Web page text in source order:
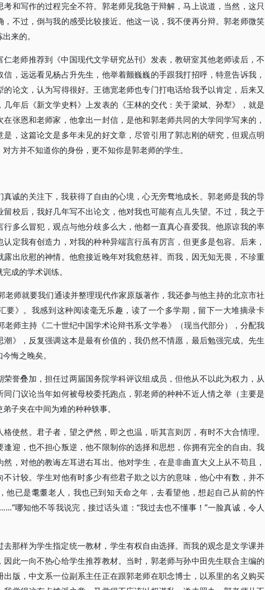
和写作的过程完全不符。郭老师见我急于辩解，马上说道，当然，这只
，不过，倒与我的感受比较接近。他这一说，我不便再分辩。郭老师微笑
来的。
老师推荐到《中国现代文学研究丛刊》发表，教研室其他老师读后，不
，远远看见杨占升先生，他举着颤巍巍的手跟我打招呼，特意告诉我，
论文，认为写得很好。王德宽老师也专门打电话给我予以肯定，后来又
年后《新文学史料》上发表的《王林的交代：关于梁斌、孙犁》，就是
张恩和老师家，他拿出一封信，是他和郭老师共同的大学同学写来的，
，这篇论文是多年未见的好文章，尽管引用了郭志刚的研究，但观点明
方并不知道你的身份，更不知你是郭老师的学生。
诚的关注下，我获得了自由的心境，心无旁骛地成长。郭老师是我的导
留校后，我好几年写不出论文，他对我也可能有点儿失望。不过，我之于
多么冒犯，观点与他分歧多么大，他都一直真心喜爱我。他原谅我的率
定我有创造力，对我的种种异端言行虽有厉言，但更多是包容。后来，
出欣慰的神情。他愈接近晚年对我愈慈祥。而我，因无知无畏，不珍重
成的学术训练。
老师就要我们通读并整理现代作家原版著作，我还参与他主持的北京市社
要》。我感到这种阅读毫无乐趣，读了一个多学期，留下一大堆摘录卡
老师主持《二十世纪中国学术论辩书系·文学卷》（现当代部分），分配我
》，反复强调这本是最有价值的，我仍然不情愿，最后勉强完成。先生
悔之晚矣。
誉叠加，担任过两届国务院学科评议组成员，但他从不以此为权力，从
门议论当年如何被母校委托跑点，郭老师的种种不近人情之举（主要是
子夹在中间为难的种种轶事。
使然。君子者，望之俨然，即之也温，听其言则厉，有时不大合情理。
迎，也不担心叛逆，他不限制你的选择和思想，你拥有完全的自由。我
，对他的教诲左耳进右耳出。他对学生，在是非曲直大义上从不苟且，
计较。学生对他有时多少有些君子欺之以方的意味，他心中有数，并不
他已是耄耋老人，我也已到知天命之年，去看望他，想起自己从前的忤
哪知他不等我说完，接过话头道：“我过去也不懂事！”一脸真诚，令人
去那样为学生指定统一教材，学生有权自由选择。而我的观念是文学课并
此一向不热心给学生推荐教材。当时，郭老师与孙中田先生联合主编的
出版，中文系一位副系主任正在跟郭老师在职念博士，以系里的名义购买